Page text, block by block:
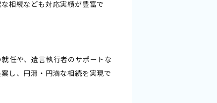
相続なども対応実績が豊富で
任や、遺言執行者のサポートな
し、円滑・円満な相続を実現で